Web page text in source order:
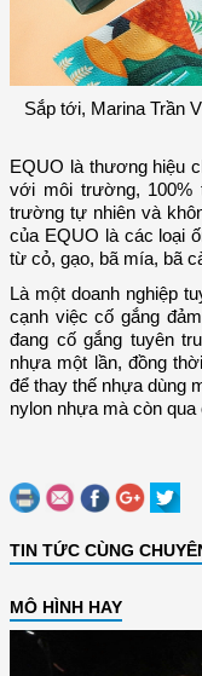
Sắp tới, Marina Trần
EQUO là thương hiệu
với môi trường, 100%
trường tự nhiên và
của EQUO là các loại
từ cỏ, gạo, bã mía, bã
Là một doanh nghiệp
cạnh việc cố gắng
đang cố gắng tuyên
nhựa một lần, đồng
để thay thế nhựa dùng
nylon nhựa mà còn qua
TIN TỨC CÙNG
MÔ HÌNH HAY